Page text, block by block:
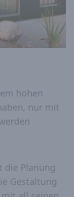
hohen
nur mit
die Planung
Gestaltung